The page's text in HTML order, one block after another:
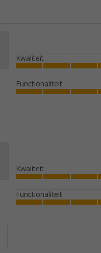
Kwaliteit
Functionaliteit
Kwaliteit
Functionaliteit